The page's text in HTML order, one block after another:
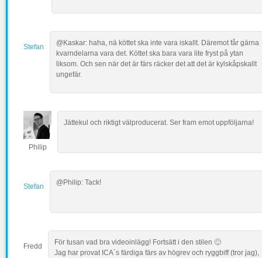
Stefan
@Kaskar: haha, nä köttet ska inte vara iskallt. Däremot får gärna
kvarndelarna vara det. Köttet ska bara vara lite fryst på ytan
liksom. Och sen när det är färs räcker det att det är kylskåpskallt
ungefär.
Philip
Jättekul och riktigt välproducerat. Ser fram emot uppföljarna!
Stefan @Philip: Tack!
Fredd
För tusan vad bra videoinlägg! Fortsätt i den stilen 🙂
Jag har provat ICA´s färdiga färs av högrev och ryggbiff (tror jag),